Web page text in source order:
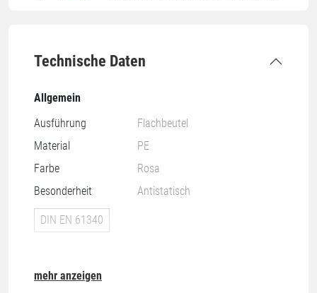
Technische Daten
Allgemein
Ausführung
Flachbeutel
Material
PE
Farbe
Rosa
Besonderheit
Antistatisch
DIN EN 61340
Nachhaltigkeit
mehr anzeigen